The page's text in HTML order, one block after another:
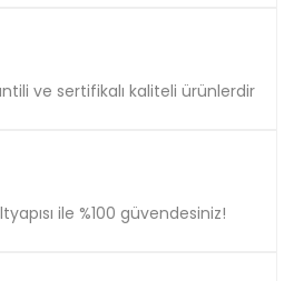
ve sertifikalı kaliteli ürünlerdir
ile %100 güvendesiniz!